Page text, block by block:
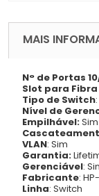
MAIS
N° de Portas
Slot para
Tipo de Switch
Nível de
Empilhável:Sim
VLAN: Sim
Garantia:
Gerenciável:
Fabricante:
Linha: Switch